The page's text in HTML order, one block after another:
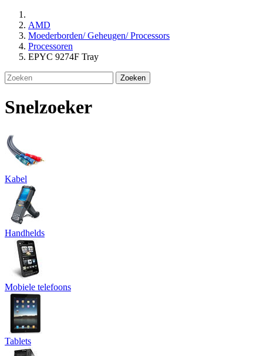
AMD
Moederborden/ Geheugen/ Processors
Processoren
EPYC 9274F Tray
Zoeken
Snelzoeker
Kabel
Handhelds
Mobiele telefoons
Tablets